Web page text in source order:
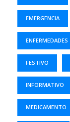
EMERGENCIA
ENFERMEDADES
FESTIVO
INFORMATIVO
MEDICAMENTO